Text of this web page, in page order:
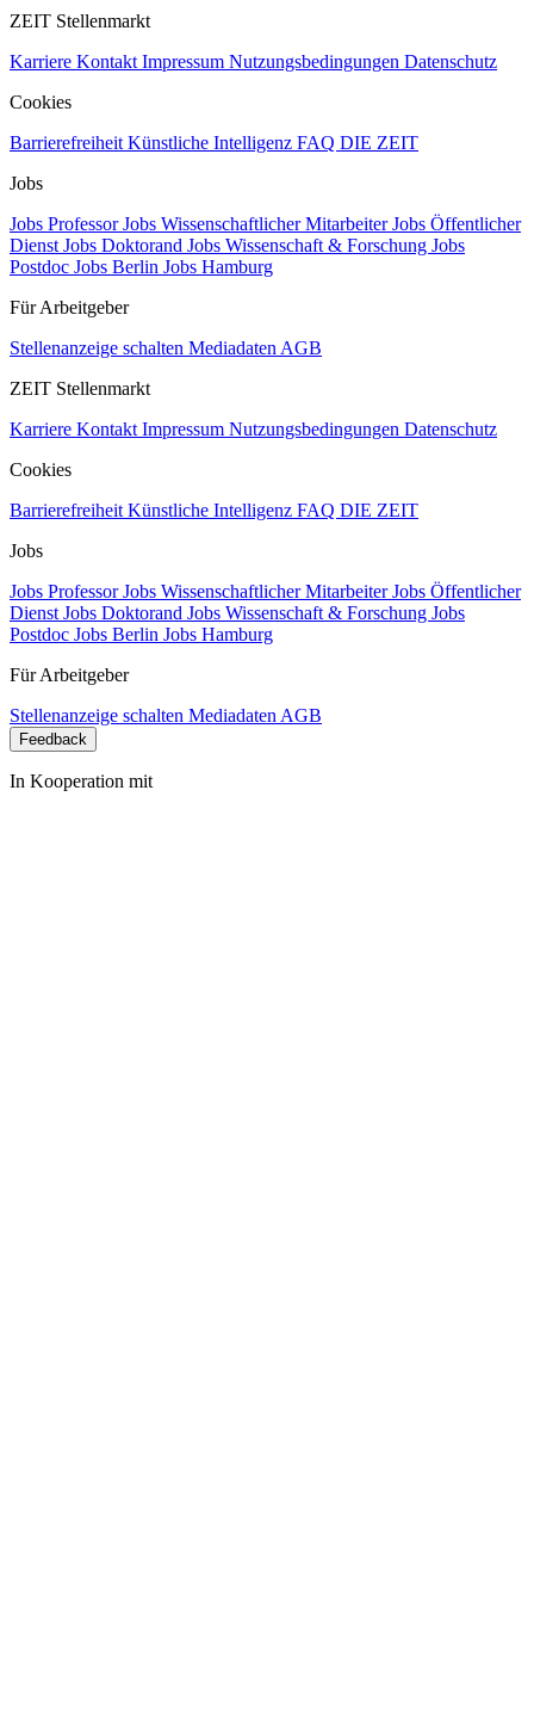
ZEIT Stellenmarkt
Karriere Kontakt Impressum Nutzungsbedingungen Datenschutz
Cookies
Barrierefreiheit Künstliche Intelligenz FAQ DIE ZEIT
Jobs
Jobs ProfessorJobs Wissenschaftlicher MitarbeiterJobs Öffentlicher
Dienst Jobs Doktorand Jobs Wissenschaft & Forschung Jobs
Postdoc Jobs Berlin Jobs Hamburg
Für Arbeitgeber
Stellenanzeige schalten Mediadaten AGB
ZEIT Stellenmarkt
Karriere Kontakt Impressum Nutzungsbedingungen Datenschutz
Cookies
Barrierefreiheit Künstliche Intelligenz FAQ DIE ZEIT
Jobs
Jobs ProfessorJobs Wissenschaftlicher MitarbeiterJobs Öffentlicher
Dienst Jobs Doktorand Jobs Wissenschaft & Forschung Jobs
Postdoc Jobs Berlin Jobs Hamburg
Für Arbeitgeber
Stellenanzeige schalten Mediadaten AGB
Feedback
In Kooperation mit